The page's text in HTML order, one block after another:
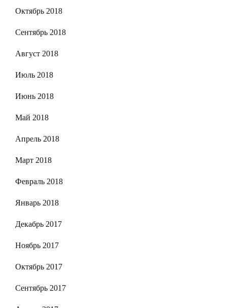
Октябрь 2018
Сентябрь 2018
Август 2018
Июль 2018
Июнь 2018
Май 2018
Апрель 2018
Март 2018
Февраль 2018
Январь 2018
Декабрь 2017
Ноябрь 2017
Октябрь 2017
Сентябрь 2017